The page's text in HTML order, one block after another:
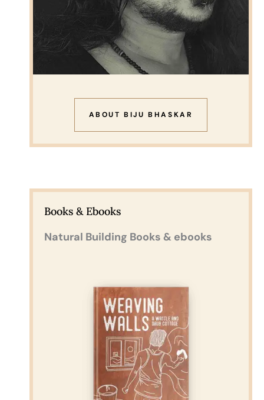
ABOUT BIJU BHASKAR
Books & Ebooks
Natural Building Books & ebooks